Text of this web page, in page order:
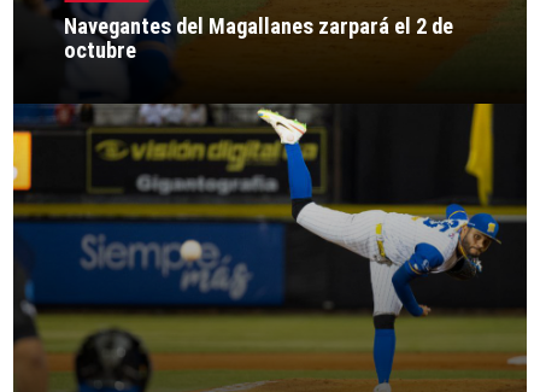
Navegantes del Magallanes zarpará el 2 de
octubre